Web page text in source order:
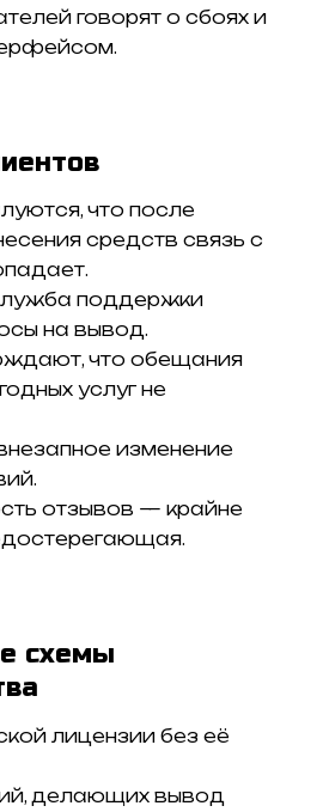
говорят о сбоях и
что после
средств связь с
поддержки
на вывод.
что обещания
услуг не
изменение
отзывов — крайне
схемы
лицензии без её
делающих вывод